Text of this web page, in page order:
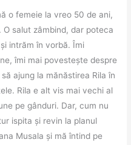
o femeie la vreo 50 de ani,
salut zâmbind, dar poteca
intrăm în vorbă. Îmi
îmi mai povestește despre
ajung la mănăstirea Rila în
Rila e alt vis mai vechi al
pe gânduri. Dar, cum nu
ispita și revin la planul
Musala și mă întind pe